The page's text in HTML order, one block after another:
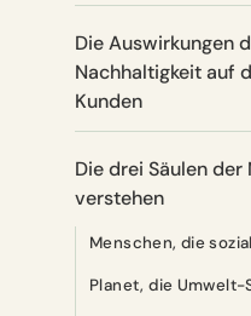
Die Auswirkungen
Nachhaltigkeit auf
Kunden
Die drei Säulen
verstehen
Menschen, die
Planet, die Umwelt-